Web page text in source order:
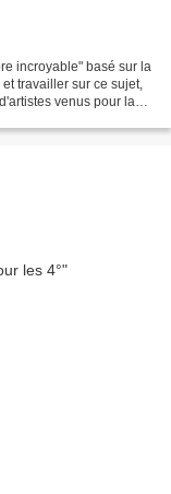
incroyable" basé sur la
travailler sur ce sujet,
venus pour la